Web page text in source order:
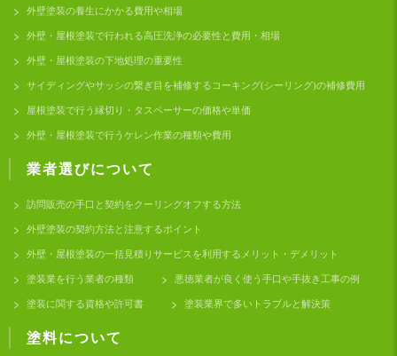
外壁塗装の養生にかかる費用や相場
外壁・屋根塗装で行われる高圧洗浄の必要性と費用・相場
外壁・屋根塗装の下地処理の重要性
サイディングやサッシの繋ぎ目を補修するコーキング(シーリング)の補修費用
屋根塗装で行う縁切り・タスペーサーの価格や単価
外壁・屋根塗装で行うケレン作業の種類や費用
業者選びについて
訪問販売の手口と契約をクーリングオフする方法
外壁塗装の契約方法と注意するポイント
外壁・屋根塗装の一括見積りサービスを利用するメリット・デメリット
塗装業を行う業者の種類 悪徳業者が良く使う手口や手抜き工事の例
塗装に関する資格や許可書 塗装業界で多いトラブルと解決策
塗料について